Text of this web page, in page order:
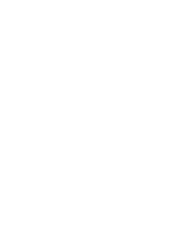
Lo mejor de
tema, esto hace
sentido, contar
Solo basta con
camisetas.